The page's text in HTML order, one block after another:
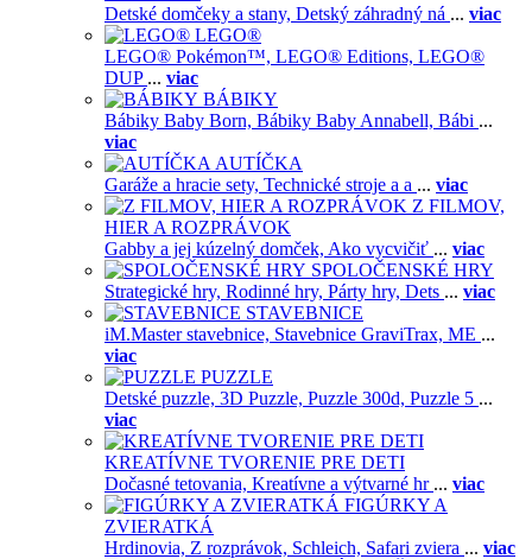
Detské domčeky a stany, Detský záhradný ná ... viac
LEGO®
LEGO® Pokémon™, LEGO® Editions, LEGO®
DUP ... viac
BÁBIKY
Bábiky Baby Born, Bábiky Baby Annabell, Bábi ...
viac
AUTÍČKA
Garáže a hracie sety, Technické stroje a a ... viac
Z FILMOV,
HIER A ROZPRÁVOK
Gabby a jej kúzelný domček, Ako vycvičiť ... viac
SPOLOČENSKÉ HRY
Strategické hry, Rodinné hry, Párty hry, Dets ... viac
STAVEBNICE
iM.Master stavebnice, Stavebnice GraviTrax, ME ...
viac
PUZZLE
Detské puzzle, 3D Puzzle, Puzzle 300d, Puzzle 5 ...
viac
KREATÍVNE TVORENIE PRE DETI
Dočasné tetovania, Kreatívne a výtvarné hr ... viac
FIGÚRKY A
ZVIERATKÁ
Hrdinovia, Z rozprávok, Schleich, Safari zviera ... viac